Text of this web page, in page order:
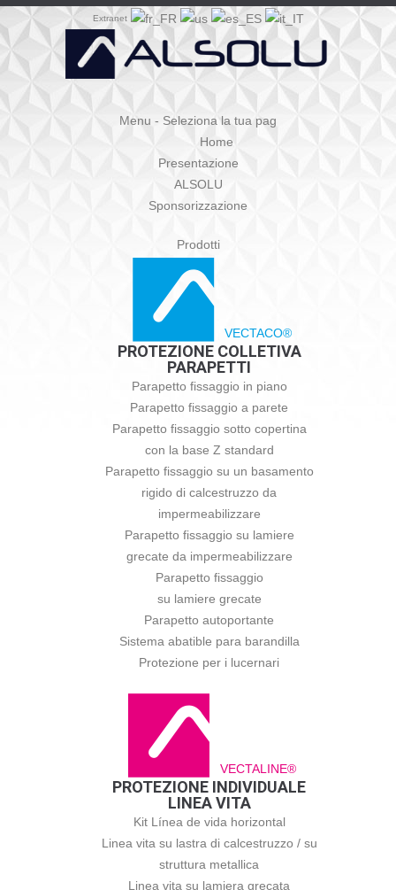
Extranet
Menu - Seleziona la tua pag
Home
Presentazione
ALSOLU
Sponsorizzazione
Prodotti
VECTACO®
PROTEZIONE COLLETIVA
PARAPETTI
Parapetto fissaggio in piano
Parapetto fissaggio a parete
Parapetto fissaggio sotto copertina
con la base Z standard
Parapetto fissaggio su un basamento
rigido di calcestruzzo da
impermeabilizzare
Parapetto fissaggio su lamiere
grecate da impermeabilizzare
Parapetto fissaggio
su lamiere grecate
Parapetto autoportante
Sistema abatible para barandilla
Protezione per i lucernari
VECTALINE®
PROTEZIONE INDIVIDUALE
LINEA VITA
Kit Línea de vida horizontal
Linea vita su lastra di calcestruzzo / su
struttura metallica
Linea vita su lamiera grecata